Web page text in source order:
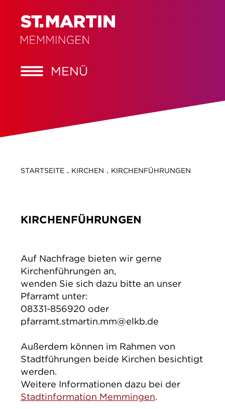
MENÜ
STARTSEITE. KIRCHEN . KIRCHENFÜHRUNGEN
KIRCHENFÜHRUNGEN
Auf Nachfrage bieten wir gerne
Kirchenführungen an,
wenden Sie sich dazu bitte an unser
Pfarramt unter:
08331-856920 oder
pfarramt.stmartin.mm@elkb.de
Außerdem können im Rahmen von
Stadtführungen beide Kirchen besichtigt
werden.
Weitere Informationen dazu bei der
Stadtinformation Memmingen.